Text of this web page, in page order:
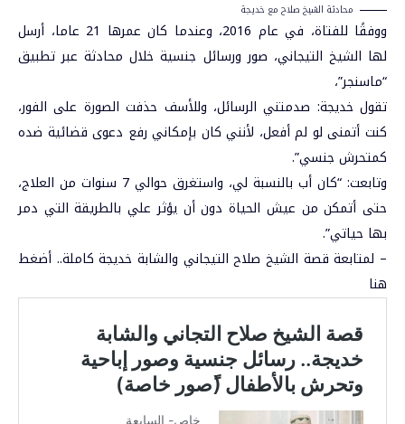
محادثة الشيخ صلاح مع خديجة
ووفقًا للفتاة، في عام 2016، وعندما كان عمرها 21 عاما، أرسل
لها الشيخ التيجاني، صور ورسائل جنسية خلال محادثة عبر تطبيق
“ماسنجر”،
تقول خديجة: صدمتني الرسائل، وللأسف حذفت الصورة على الفور،
كنت أتمنى لو لم أفعل، لأنني كان بإمكاني رفع دعوى قضائية ضده
كمتحرش جنسي”.
وتابعت: “كان أب بالنسبة لي، واستغرق حوالي 7 سنوات من العلاج،
حتى أتمكن من عيش الحياة دون أن يؤثر علي بالطريقة التي دمر
بها حياتي”.
– لمتابعة قصة الشيخ صلاح التيجاني والشابة خديجة كاملة.. أضغط
هنا